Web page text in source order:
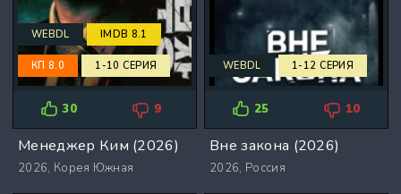
WEBDL IMDB 8.1
КП 8.0 1-10 СЕРИЯ
30 9
Менеджер Ким (2026)
2026, Корея Южная
WEBDL 1-12 СЕРИЯ
25 10
Вне закона (2026)
2026, Россия